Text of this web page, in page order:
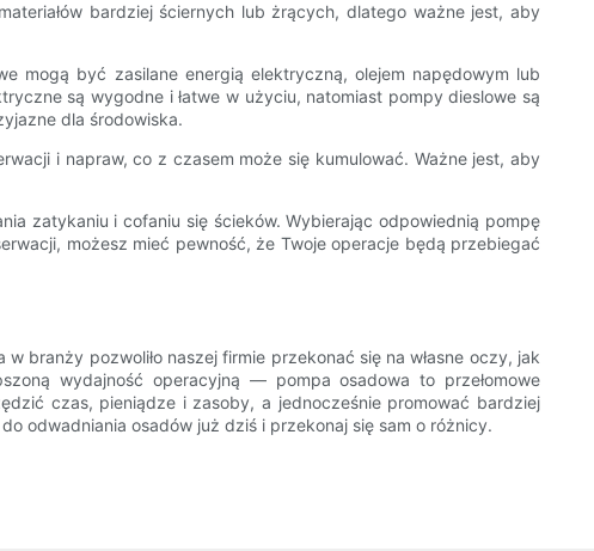
bardziej ściernych lub żrących, dlatego ważne jest, aby
mogą być zasilane energią elektryczną, olejem napędowym lub
są wygodne i łatwe w użyciu, natomiast pompy dieslowe są
dla środowiska.
i napraw, co z czasem może się kumulować. Ważne jest, aby
zatykaniu i cofaniu się ścieków. Wybierając odpowiednią pompę
możesz mieć pewność, że Twoje operacje będą przebiegać
branży pozwoliło naszej firmie przekonać się na własne oczy, jak
wydajność operacyjną — pompa osadowa to przełomowe
czas, pieniądze i zasoby, a jednocześnie promować bardziej
odwadniania osadów już dziś i przekonaj się sam o różnicy.